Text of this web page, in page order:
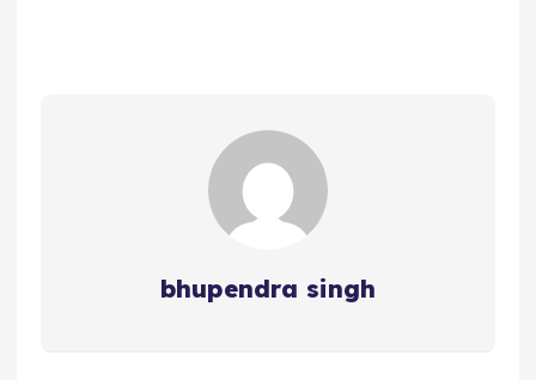
m
bhupendra singh